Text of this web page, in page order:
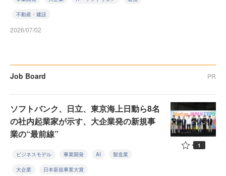
不動産・建設
2026/07/02
Job Board PR
ソフトバンク、日立、東京海上日動ら8名
の社内起業家が示す、大企業発の新規事
業の“最前線”
ビジネスモデル 事業開発 AI 製造業
大企業 日本新規事業大賞
1